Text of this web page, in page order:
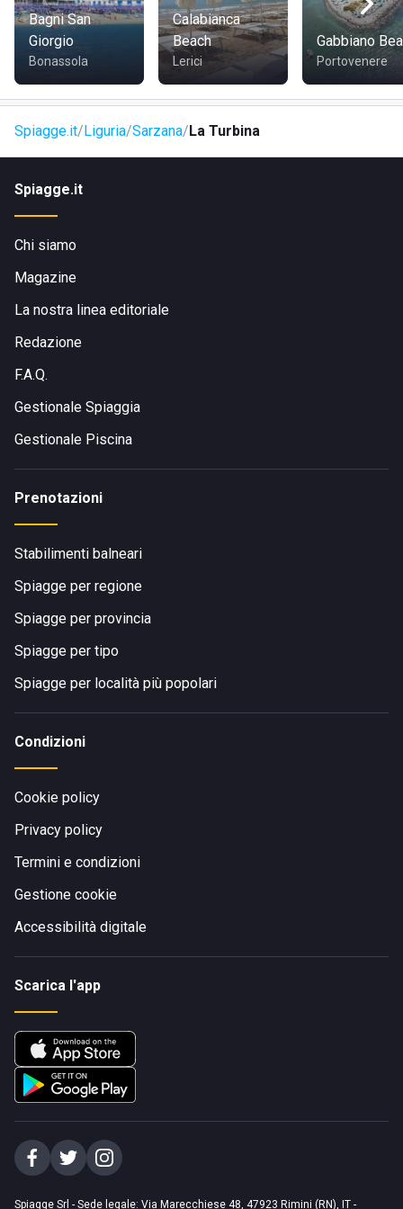
in Viale Litoraneo, 21, Marinella di Sarzana. Dal centro di
Sarzana dista una decina dei km ed è possibile
raggiungerlo in auto passando per Viale 25 aprile. Inoltre,
sono messi a disposizione anche autobus e mezzi
pubblici.
Bagni San
Giorgio
Bonassola
Calabianca
Beach
Lerici
Gabbiano
Portovenere
Spiagge.it Liguria Sarzana La Turbina
Spiagge.it
Chi siamo
Magazine
La nostra linea editoriale
Redazione
F.A.Q.
Gestionale Spiaggia
Gestionale Piscina
Prenotazioni
Stabilimenti balneari
Spiagge per regione
Spiagge per provincia
Spiagge per tipo
Spiagge per località più popolari
Condizioni
Cookie policy
Privacy policy
Termini e condizioni
Gestione cookie
Accessibilità digitale
Scarica l'app
Spiagge Srl - Sede legale: Via Marecchiese 48, 47923 Rimini (RN), IT -